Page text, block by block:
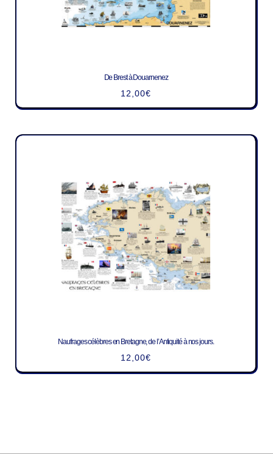
De Brest à Douarnenez
12,00€
Naufrages célèbres en Bretagne, de l’Antiquité à nos jours.
12,00€